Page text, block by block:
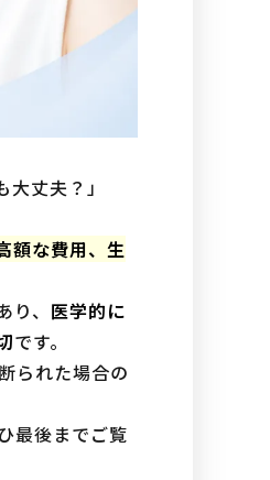
丈夫？」
額な費用、生
、 医学的に
です。
られた場合の
最後までご覧